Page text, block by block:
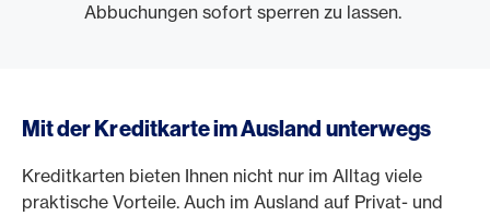
Abbuchungen sofort sperren zu lassen.
Mit der Kreditkarte im Ausland unterwegs
Kreditkarten bieten Ihnen nicht nur im Alltag viele
praktische Vorteile. Auch im Ausland auf Privat- und